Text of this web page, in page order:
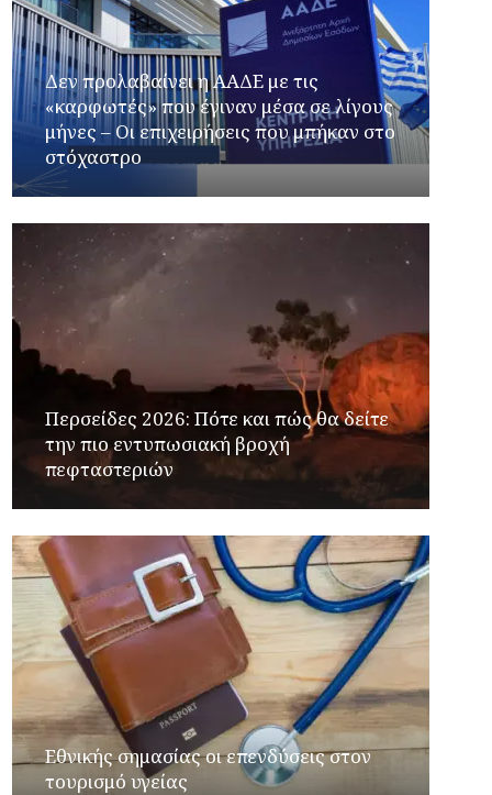
Δεν προλαβαίνει η ΑΑΔΕ με τις
«καρφωτές» που έγιναν μέσα σε λίγους
μήνες – Οι επιχειρήσεις που μπήκαν στο
στόχαστρο
Περσείδες 2026: Πότε και πώς θα δείτε
την πιο εντυπωσιακή βροχή
πεφταστεριών
Εθνικής σημασίας οι επενδύσεις στον
τουρισμό υγείας